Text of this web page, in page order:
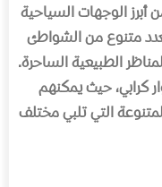
أبرز الوجهات السياحية
متنوع من الشواطئ
الطبيعية الساحرة.
كرابي، حيث يمكنهم
التي تلبي مختلف